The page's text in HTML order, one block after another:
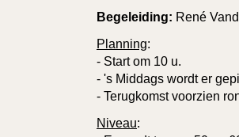
Begeleiding: René
Planning:
- Start om 10 u.
- 's Middags wordt er
- Terugkomst voorzien
Niveau: